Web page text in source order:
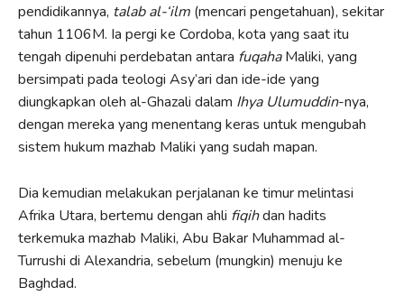
pendidikannya, talab al-‘ilm (mencari pengetahuan), sekitar
tahun 1106M. Ia pergi ke Cordoba, kota yang saat itu
tengah dipenuhi perdebatan antara fuqahaMaliki, yang
bersimpati pada teologi Asy’ari dan ide-ide yang
diungkapkan oleh al-Ghazali dalam Ihya Ulumuddin-nya,
dengan mereka yang menentang keras untuk mengubah
sistem hukum mazhab Maliki yang sudah mapan.
Dia kemudian melakukan perjalanan ke timur melintasi
Afrika Utara, bertemu dengan ahli fiqihdan hadits
terkemuka mazhab Maliki, Abu Bakar Muhammad al-
Turrushi di Alexandria, sebelum (mungkin) menuju ke
Baghdad.